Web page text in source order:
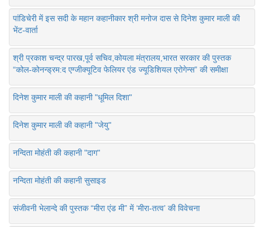
पांडिचेरी में इस सदी के महान कहानीकार श्री मनोज दास से दिनेश कुमार माली की
भेंट-वार्ता
श्री प्रकाश चन्द्र पारख,पूर्व सचिव,कोयला मंत्रालय,भारत सरकार की पुस्तक
“कोल-कोनन्ड्रम:द एग्जीक्यूटिव फेलियर एंड ज्यूडिशियल एरोगेन्स” की समीक्षा
दिनेश कुमार माली की कहानी "धूमिल दिशा"
दिनेश कुमार माली की कहानी "जेयु"
नन्दिता मोहंती की कहानी "दाग"
नन्दिता मोहंती की कहानी सुसाइड
संजीवनी भेलान्दे की पुस्तक “मीरा एंड मी” में ‘मीरा-तत्व’ की विवेचना